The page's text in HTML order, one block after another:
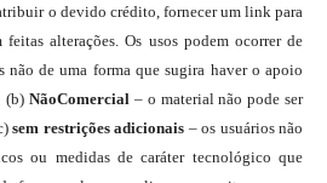
o devido crédito, fornecer um link para
alterações. Os usos podem ocorrer de
não de uma forma que sugira haver o apoio
(b)NãoComercial – o material não pode ser
sem restrições adicionais – os usuários não
ou medidas de caráter tecnológico que